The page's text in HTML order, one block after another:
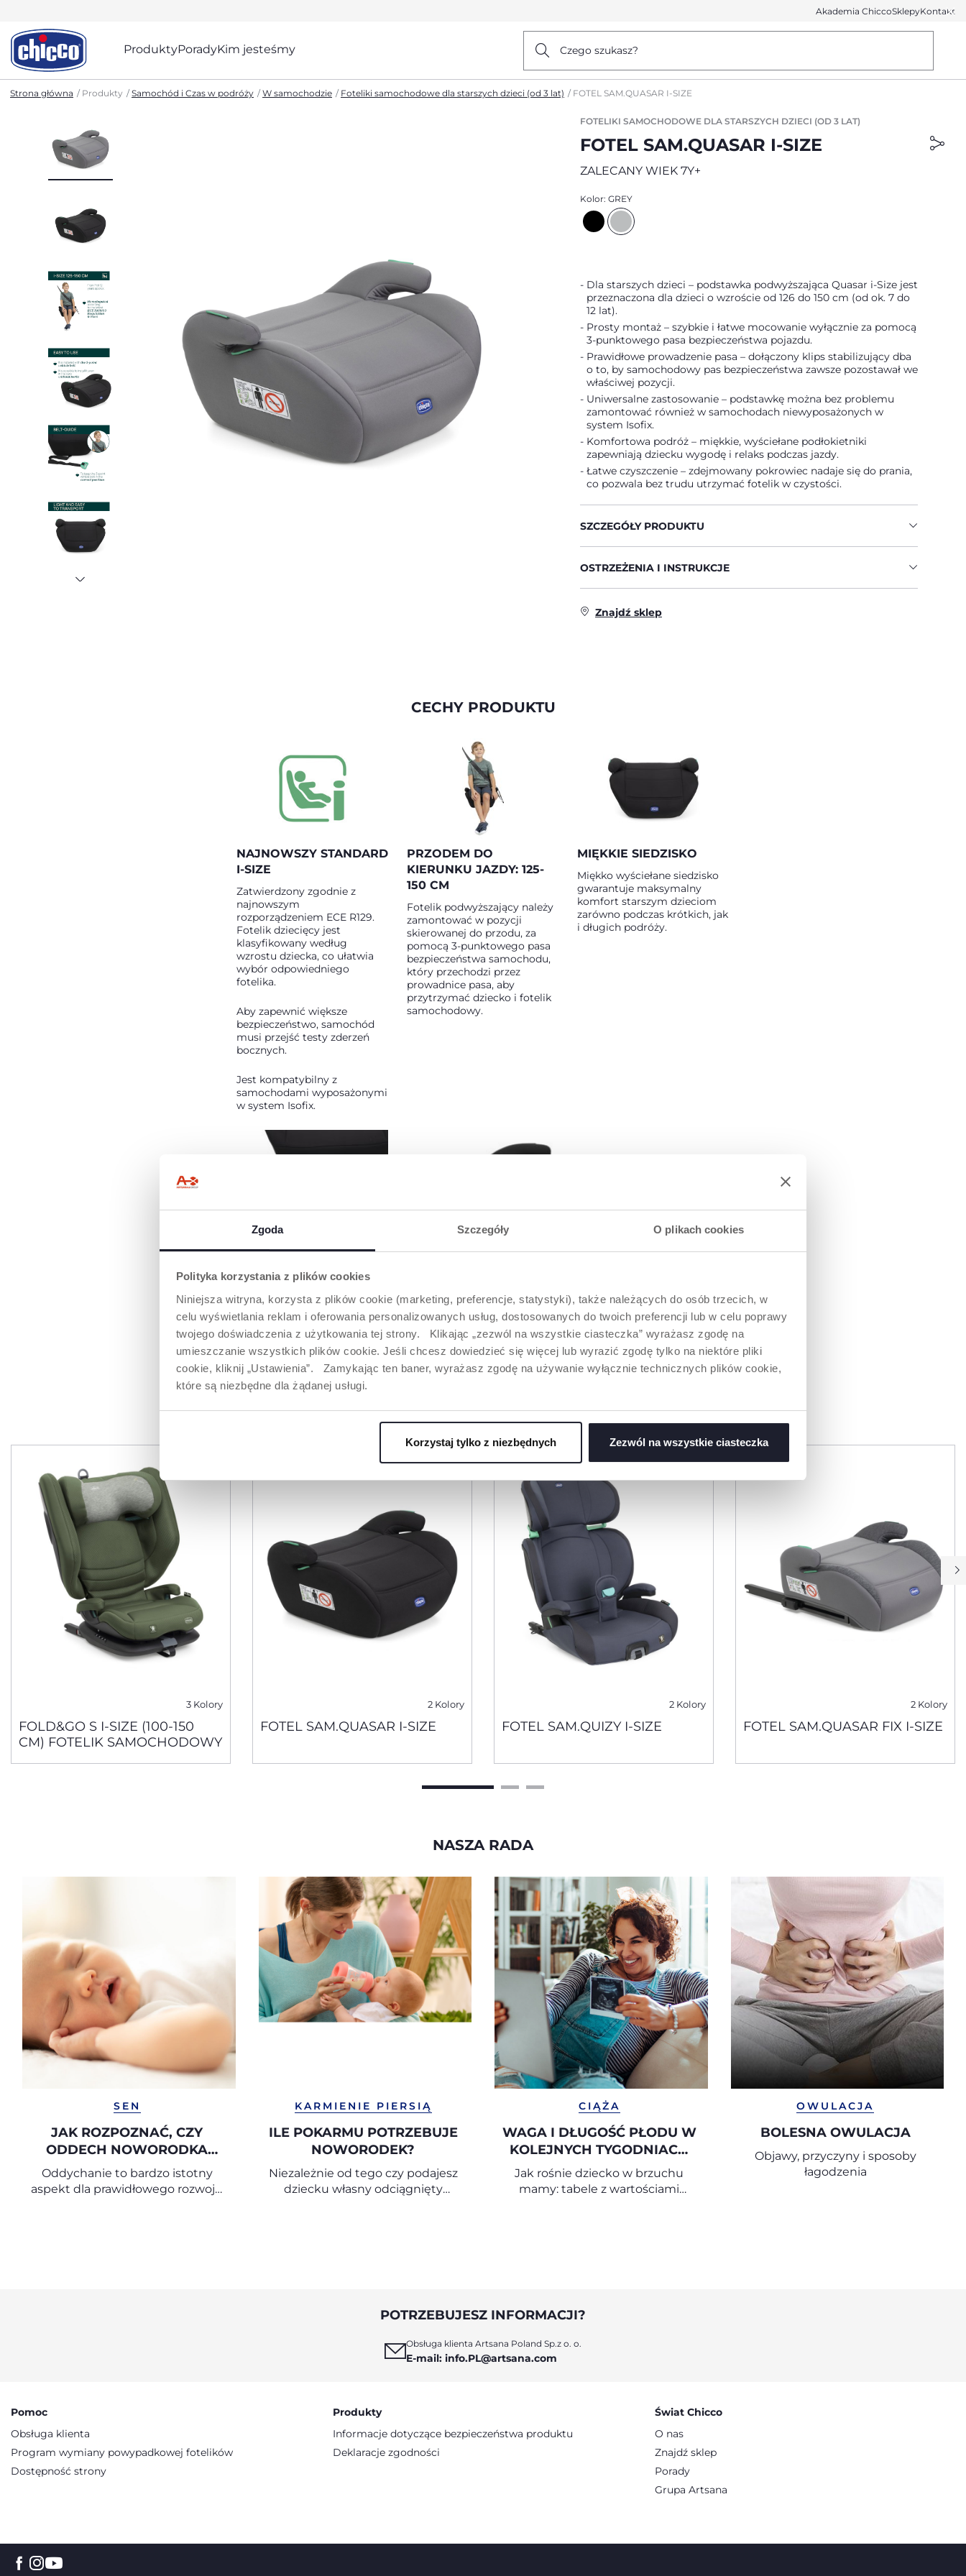
Zgoda Szczegóły O plikach cookies
Polityka korzystania z plików cookies
Niniejsza witryna, korzysta z plików cookie (marketing, preferencje, statystyki), także należących do osób trzecich, w
celu wyświetlania reklam i oferowania personalizowanych usług, dostosowanych do twoich preferencji lub w celu poprawy
twojego doświadczenia z użytkowania tej strony. Klikając „zezwól na wszystkie ciasteczka” wyrażasz zgodę na
umieszczanie wszystkich plików cookie. Jeśli chcesz dowiedzieć się więcej lub wyrazić zgodę tylko na niektóre pliki
cookie, kliknij „Ustawienia”. Zamykając ten baner, wyrażasz zgodę na używanie wyłącznie technicznych plików cookie,
które są niezbędne dla żądanej usługi.
Korzystaj tylko z niezbędnych Zezwól na wszystkie ciasteczka
Akademia ChiccoSklepyKontakt
ProduktyPoradyKim jesteśmy Czego szukasz?
Strona główna Produkty Samochód i Czas w podróży W samochodzie Foteliki samochodowe dla starszych dzieci (od 3 lat) FOTEL SAM.QUASAR I-SIZE
FOTELIKI SAMOCHODOWE DLA STARSZYCH DZIECI (OD 3 LAT)
FOTEL SAM.QUASAR I-SIZE
ZALECANY WIEK 7Y+
Kolor: GREY
Dla starszych dzieci – podstawka podwyższająca Quasar i-Size jest
przeznaczona dla dzieci o wzroście od 126 do 150 cm (od ok. 7 do
12 lat).
Prosty montaż – szybkie i łatwe mocowanie wyłącznie za pomocą
3-punktowego pasa bezpieczeństwa pojazdu.
Prawidłowe prowadzenie pasa – dołączony klips stabilizujący dba
o to, by samochodowy pas bezpieczeństwa zawsze pozostawał we
właściwej pozycji.
Uniwersalne zastosowanie – podstawkę można bez problemu
zamontować również w samochodach niewyposażonych w
system Isofix.
Komfortowa podróż – miękkie, wyściełane podłokietniki
zapewniają dziecku wygodę i relaks podczas jazdy.
Łatwe czyszczenie – zdejmowany pokrowiec nadaje się do prania,
co pozwala bez trudu utrzymać fotelik w czystości.
SZCZEGÓŁY PRODUKTU
OSTRZEŻENIA I INSTRUKCJE
Znajdź sklep
CECHY PRODUKTU
NAJNOWSZY STANDARD
I-SIZE
Zatwierdzony zgodnie z
najnowszym
rozporządzeniem ECE R129.
Fotelik dziecięcy jest
klasyfikowany według
wzrostu dziecka, co ułatwia
wybór odpowiedniego
fotelika.
Aby zapewnić większe
bezpieczeństwo, samochód
musi przejść testy zderzeń
bocznych.
Jest kompatybilny z
samochodami wyposażonymi
w system Isofix.
PRZODEM DO
KIERUNKU JAZDY: 125-
150 CM
Fotelik podwyższający należy
zamontować w pozycji
skierowanej do przodu, za
pomocą 3-punktowego pasa
bezpieczeństwa samochodu,
który przechodzi przez
prowadnice pasa, aby
przytrzymać dziecko i fotelik
samochodowy.
MIĘKKIE SIEDZISKO
Miękko wyściełane siedzisko
gwarantuje maksymalny
komfort starszym dzieciom
zarówno podczas krótkich, jak
i długich podróży.
utrzymywania 3-punktowego
pasa bezpieczeństwa pojazdu
zawsze we właściwej pozycji,
zapewniając dodatkowe
bezpieczeństwo.
zapewniają dodatkowy
komfort podczas jazdy
autem.
PRODUKTY, KTÓRE MOGĄ CIĘ ZAINTERESOWAĆ
3 Kolory
FOLD&GO S I-SIZE (100-150
CM) FOTELIK SAMOCHODOWY
2 Kolory
FOTEL SAM.QUASAR I-SIZE
2 Kolory
FOTEL SAM.QUIZY I-SIZE
2 Kolory
FOTEL SAM.QUASAR FIX I-SIZE
NASZA RADA
SEN
JAK ROZPOZNAĆ, CZY
ODDECH NOWORODKA
JEST PRAWIDŁOWY
Oddychanie to bardzo istotny
aspekt dla prawidłowego rozwoju
KARMIENIE PIERSIĄ
ILE POKARMU POTRZEBUJE
NOWORODEK?
Niezależnie od tego czy podajesz
dziecku własny odciągnięty
CIĄŻA
WAGA I DŁUGOŚĆ PŁODU W
KOLEJNYCH TYGODNIACH
CIĄŻY
Jak rośnie dziecko w brzuchu
mamy: tabele z wartościami
OWULACJA
BOLESNA OWULACJA
Objawy, przyczyny i sposoby
łagodzenia
POTRZEBUJESZ INFORMACJI?
Obsługa klienta Artsana Poland Sp.z o. o.
E-mail: info.PL@artsana.com
Pomoc
Obsługa klienta
Program wymiany powypadkowej fotelików
Dostępność strony
Produkty
Informacje dotyczące bezpieczeństwa produktu
Deklaracje zgodności
Świat Chicco
O nas
Znajdź sklep
Porady
Grupa Artsana